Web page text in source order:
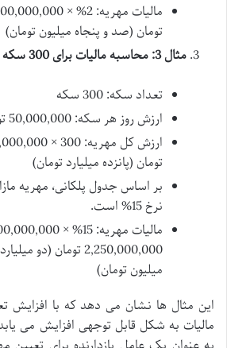
تومان (صد و پنجاه میلیون تومان)
مثال 3: محاسبه مالیات برای 300 سکه
تعداد سکه: 300 سکه
ارزش روز هر سکه: 50,000,000 تومان
تومان (پانزده میلیارد تومان)
نرخ 15% است.
2,250,000,000 تومان
میلیون تومان)
این مثال ها نشان می دهد که با افزایش
مالیات به شکل قابل توجهی افزایش می